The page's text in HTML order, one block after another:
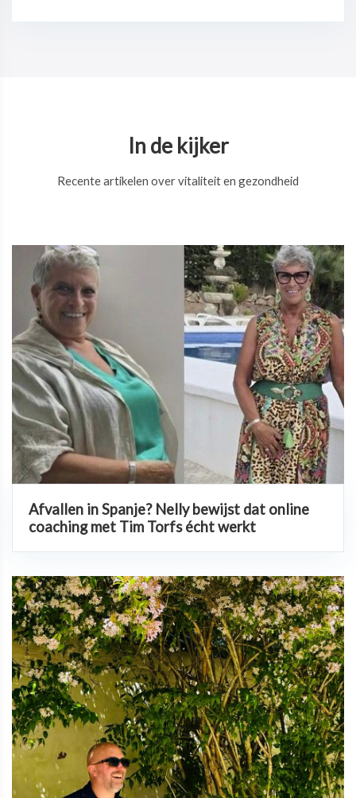
In de kijker
Recente artikelen over vitaliteit en gezondheid
Afvallen in Spanje? Nelly bewijst dat online
coaching met Tim Torfs écht werkt